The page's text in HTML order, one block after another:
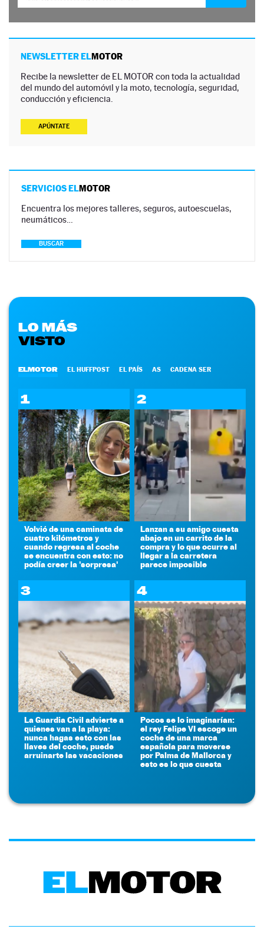
NEWSLETTER ELMOTOR
Recibe la newsletter de EL MOTOR con toda la actualidad
del mundo del automóvil y la moto, tecnología, seguridad,
conducción y eficiencia.
APÚNTATE
SERVICIOS ELMOTOR
Encuentra los mejores talleres, seguros, autoescuelas,
neumáticos…
BUSCAR
LO MÁS
VISTO
ELMOTOR EL HUFFPOST EL PAÍS AS CADENA SER
1
Volvió de una caminata de
cuatro kilómetros y
cuando regresa al coche
se encuentra con esto: no
podía creer la 'sorpresa'
2
Lanzan a su amigo cuesta
abajo en un carrito de la
compra y lo que ocurre al
llegar a la carretera
parece imposible
3
La Guardia Civil advierte a
quienes van a la playa:
nunca hagas esto con las
llaves del coche, puede
arruinarte las vacaciones
4
Pocos se lo imaginarían:
el rey Felipe VI escoge un
coche de una marca
española para moverse
por Palma de Mallorca y
esto es lo que cuesta